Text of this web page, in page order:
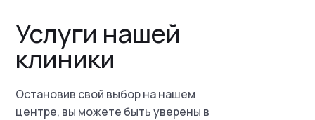
Услуги нашей
клиники
Остановив свой выбор на нашем
центре, вы можете быть уверены в